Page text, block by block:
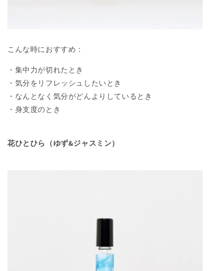
こんな時におすすめ：
・集中力が切れたとき
・気分をリフレッシュしたいとき
・なんとなく気分がどんよりしているとき
・身支度のとき
花ひとひら（ゆず&ジャスミン）